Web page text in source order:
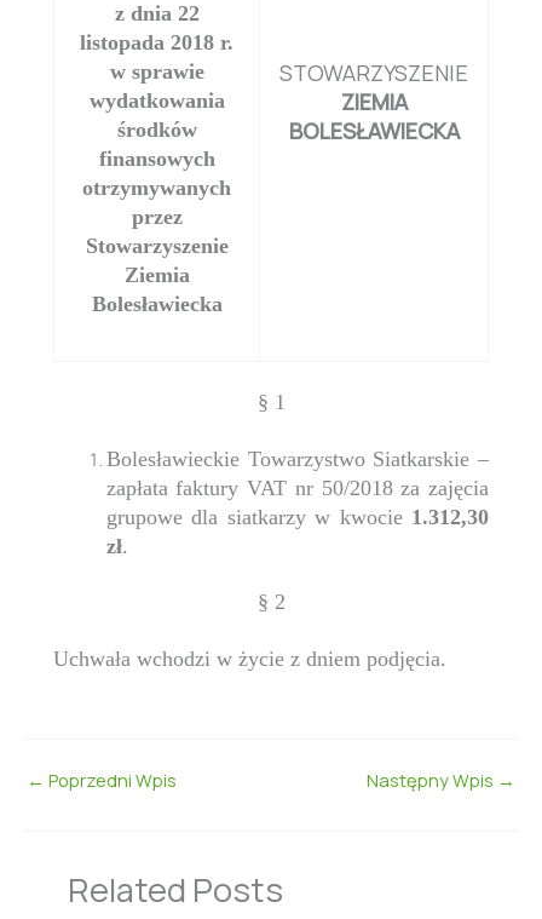
z dnia 22
listopada 2018 r.
w sprawie
wydatkowania
środków
finansowych
otrzymywanych
przez
Stowarzyszenie
Ziemia
Bolesławiecka
STOWARZYSZENIE
ZIEMIA
BOLESŁAWIECKA
§ 1
Bolesławieckie Towarzystwo Siatkarskie –
zapłata faktury VAT nr 50/2018 za zajęcia
grupowe dla siatkarzy w kwocie 1.312,30
zł.
§ 2
Uchwała wchodzi w życie z dniem podjęcia.
← Poprzedni Wpis Następny Wpis →
Related Posts